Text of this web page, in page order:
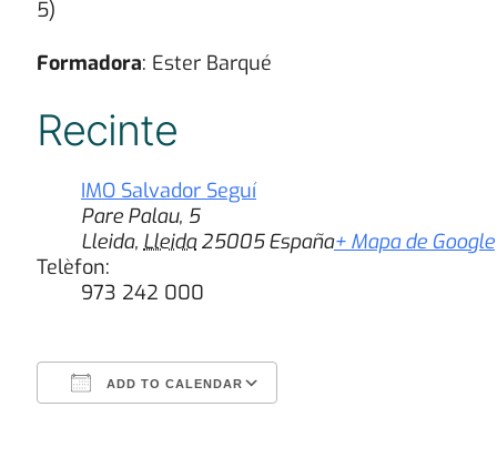
5)
Formadora: Ester Barqué
Recinte
IMO Salvador Seguí
Pare Palau, 5
Lleida, Lleida 25005 España+ Mapa de Google
Telèfon:
973 242 000
ADD TO CALENDAR